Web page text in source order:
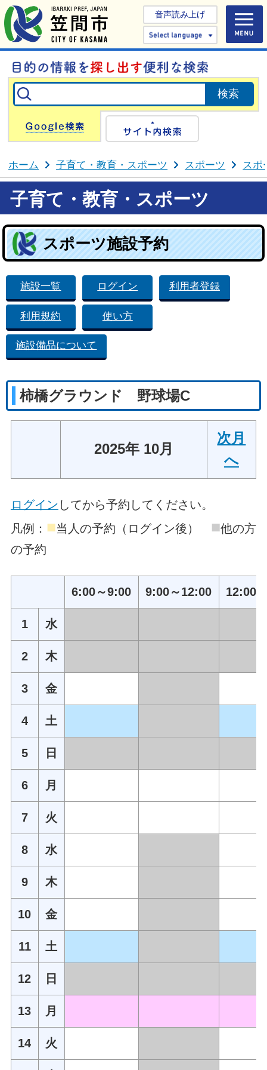
音声読み上げ
Select
Google検索
ホーム 子育て・教育・スポーツ スポーツ スポ
子育て・教育・スポーツ
スポーツ施設予約
施設一覧 ログイン 利用者登録
利用規約 使い方
施設備品について
柿橋グラウンド 野球場C
2025年 10月
次月
へ
ログイン してから予約してください。
凡例： ■当人の予約（ログイン後） ■他の方
の予約
6:00～9:00 9:00～12:00 12:00
1 水
2 木
3 金
4 土
5 日
6 月
7 火
8 水
9 木
10 金
11 土
12 日
13 月
14 火